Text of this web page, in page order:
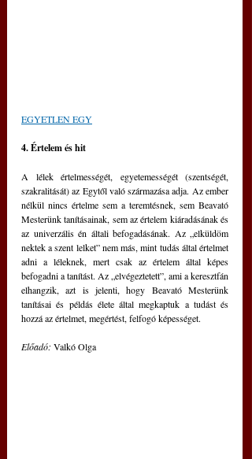
EGYETLEN EGY
4. Értelem és hit
A lélek értelmességét, egyetemességét (szentségét,
szakralitását) az Egytől való származása adja. Az ember
nélkül nincs értelme sem a teremtésnek, sem Beavató
Mesterünk tanításainak, sem az értelem kiáradásának és
az univerzális én általi befogadásának. Az „elküldöm
nektek a szent lelket” nem más, mint tudás által értelmet
adni a léleknek, mert csak az értelem által képes
befogadni a tanítást. Az „elvégeztetett”, ami a keresztfán
elhangzik, azt is jelenti, hogy Beavató Mesterünk
tanításai és példás élete által megkaptuk a tudást és
hozzá az értelmet, megértést, felfogó képességet.
Előadó: Valkó Olga